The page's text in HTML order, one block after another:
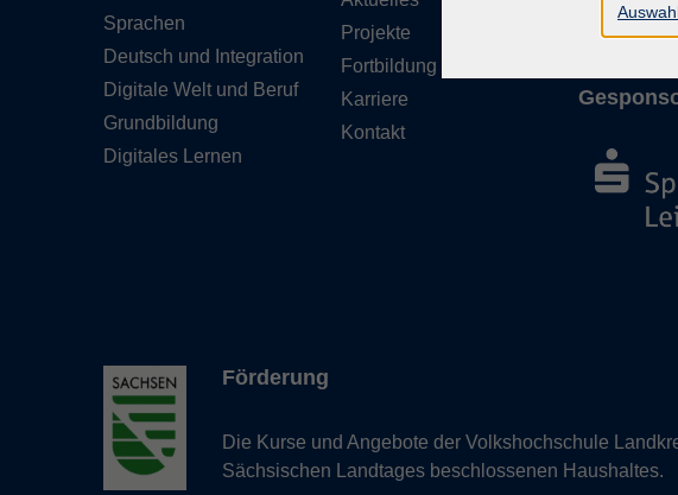
Sprachen
Deutsch und Integration
Digitale Welt und Beruf
Grundbildung
Digitales Lernen
Projekte
Fortbildung
Karriere
Kontakt
Förderung
Die Kurse und Angebote der Volkshochschule
Sächsischen Landtages beschlossenen Haushaltes.